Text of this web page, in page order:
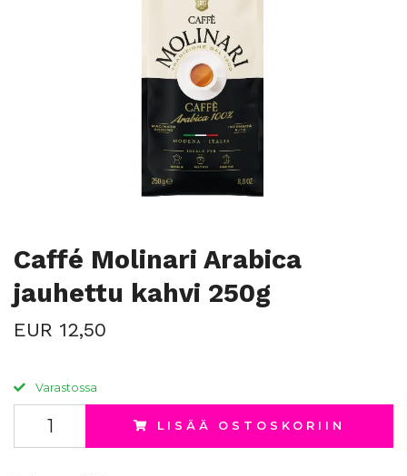
Caffé Molinari Arabica
jauhettu kahvi 250g
EUR 12,50
Varastossa
LISÄÄ OSTOSKORIIN